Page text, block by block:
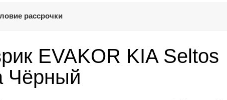
рассрочки
EVAKOR KIA Seltos
Чёрный